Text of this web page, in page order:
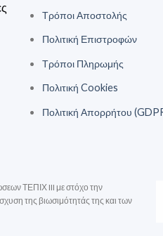
Τρόποι Αποστολής
Πολιτική Επιστροφών
Τρόποι Πληρωμής
Πολιτική Cookies
Πολιτική Απορρήτου
ΤΕΠΙΧ III με στόχο την
της βιωσιμότητάς της και των